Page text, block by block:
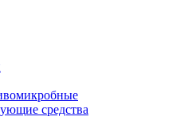
средства